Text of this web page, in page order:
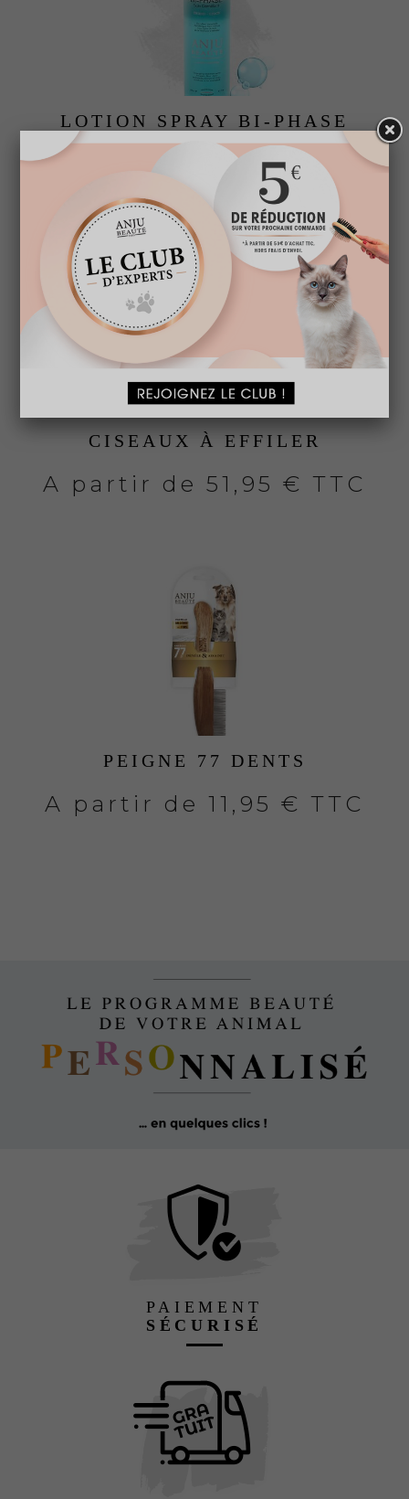
LOTION SPRAY BI-PHASE
A partir de 17,95 € TTC
CISEAUX À EFFILER
A partir de 51,95 € TTC
PEIGNE 77 DENTS
A partir de 11,95 € TTC
PAIEMENT
SÉCURISÉ